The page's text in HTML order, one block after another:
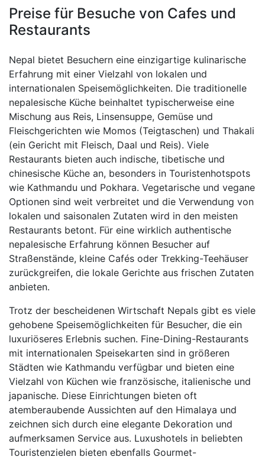
Preise für Besuche von Cafes und
Restaurants
Nepal bietet Besuchern eine einzigartige kulinarische
Erfahrung mit einer Vielzahl von lokalen und
internationalen Speisemöglichkeiten. Die traditionelle
nepalesische Küche beinhaltet typischerweise eine
Mischung aus Reis, Linsensuppe, Gemüse und
Fleischgerichten wie Momos (Teigtaschen) und Thakali
(ein Gericht mit Fleisch, Daal und Reis). Viele
Restaurants bieten auch indische, tibetische und
chinesische Küche an, besonders in Touristenhotspots
wie Kathmandu und Pokhara. Vegetarische und vegane
Optionen sind weit verbreitet und die Verwendung von
lokalen und saisonalen Zutaten wird in den meisten
Restaurants betont. Für eine wirklich authentische
nepalesische Erfahrung können Besucher auf
Straßenstände, kleine Cafés oder Trekking-Teehäuser
zurückgreifen, die lokale Gerichte aus frischen Zutaten
anbieten.
Trotz der bescheidenen Wirtschaft Nepals gibt es viele
gehobene Speisemöglichkeiten für Besucher, die ein
luxuriöseres Erlebnis suchen. Fine-Dining-Restaurants
mit internationalen Speisekarten sind in größeren
Städten wie Kathmandu verfügbar und bieten eine
Vielzahl von Küchen wie französische, italienische und
japanische. Diese Einrichtungen bieten oft
atemberaubende Aussichten auf den Himalaya und
zeichnen sich durch eine elegante Dekoration und
aufmerksamen Service aus. Luxushotels in beliebten
Touristenzielen bieten ebenfalls Gourmet-